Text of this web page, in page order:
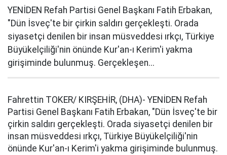
YENİDEN Refah Partisi Genel Başkanı Fatih Erbakan,
"Dün İsveç'te bir çirkin saldırı gerçekleşti. Orada
siyasetçi denilen bir insan müsveddesi ırkçı, Türkiye
Büyükelçiliği'nin önünde Kur'an-ı Kerim'i yakma
girişiminde bulunmuş. Gerçekleşen...
Fahrettin TOKER/ KIRŞEHİR, (DHA)- YENİDEN Refah
Partisi Genel Başkanı Fatih Erbakan, "Dün İsveç'te bir
çirkin saldırı gerçekleşti. Orada siyasetçi denilen bir
insan müsveddesi ırkçı, Türkiye Büyükelçiliği'nin
önünde Kur'an-ı Kerim'i yakma girişiminde bulunmuş.